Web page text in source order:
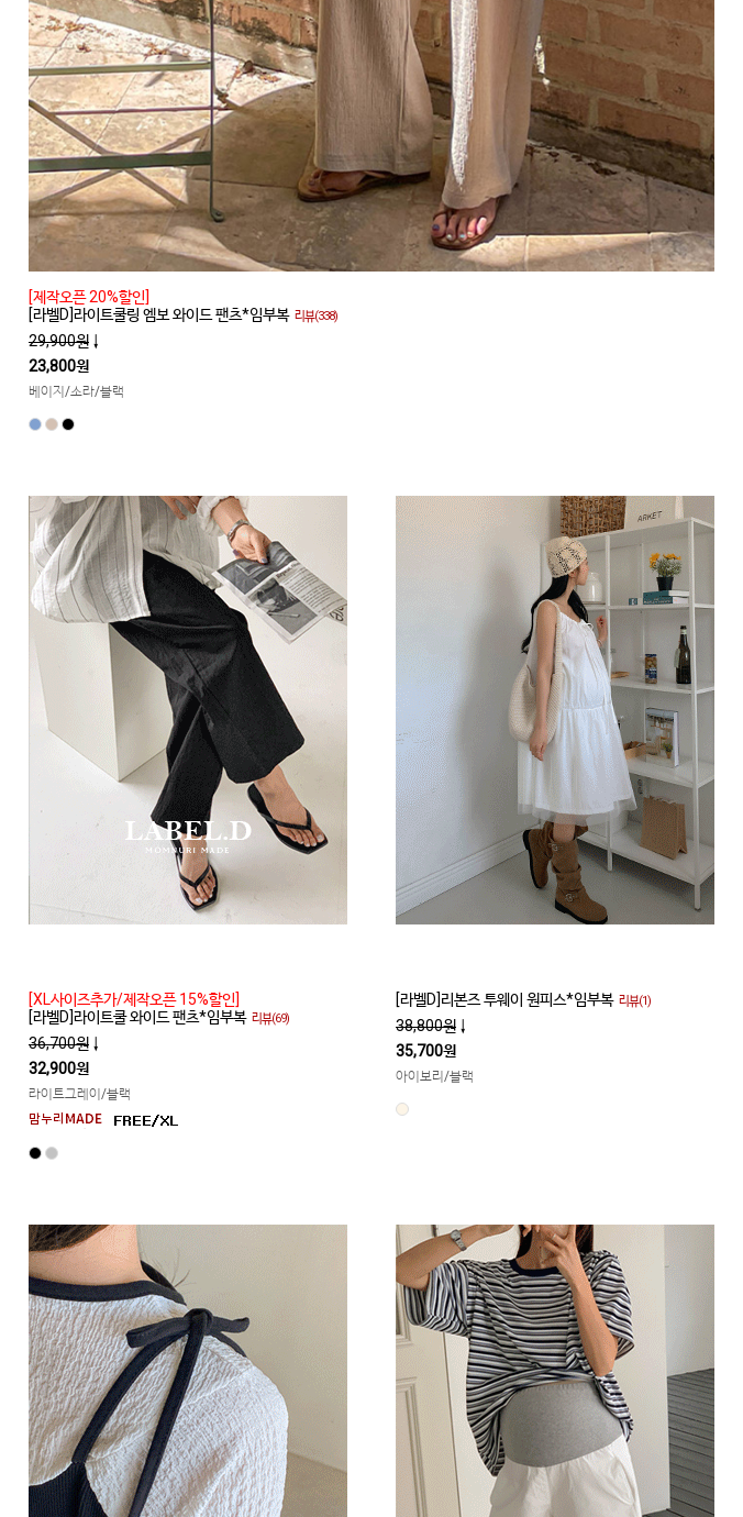
[제작오픈 20%할인]
[라벨D]라이트쿨링 엠보 와이드 팬츠*임부복 리뷰(338)
29,900원 ↓
23,800원
베이지/소라/블랙
[XL사이즈추가/제작오픈 15%할인]
[라벨D]라이트쿨 와이드 팬츠*임부복 리뷰(69)
36,700원 ↓
32,900원
라이트그레이/블랙
[라벨D]리본즈 투웨이 원피스*임부복 리뷰(1)
38,800원 ↓
35,700원
아이보리/블랙